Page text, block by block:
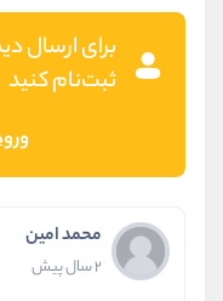
برای ارسال
ثبت‌نام کنید
محمد امین
2 سال پیش